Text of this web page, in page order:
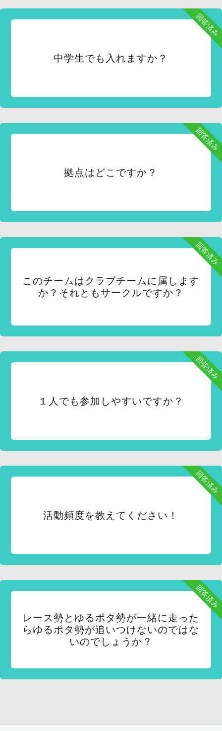
回答済み
中学生でも入れますか？
回答済み
拠点はどこですか？
回答済み
このチームはクラブチームに属します
か？それともサークルですか？
回答済み
１人でも参加しやすいですか？
回答済み
活動頻度を教えてください！
回答済み
レース勢とゆるポタ勢が一緒に走った
らゆるポタ勢が追いつけないのではな
いのでしょうか？